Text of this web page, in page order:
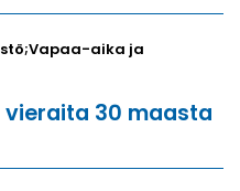
aika ja
vieraita 30 maasta